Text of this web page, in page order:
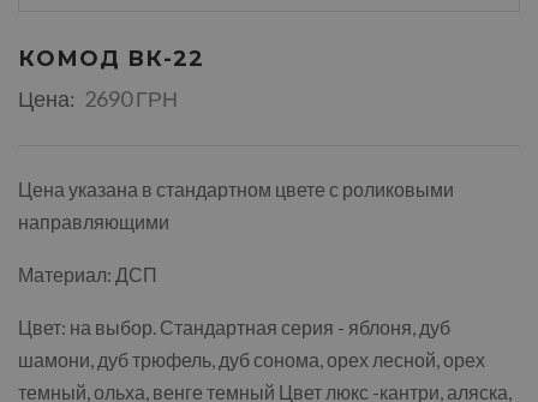
КОМОД ВК-22
Цена: 2690 ГРН
Цена указана в стандартном цвете с роликовыми
направляющими
Материал: ДСП
Цвет: на выбор. Стандартная серия - яблоня, дуб
шамони, дуб трюфель, дуб сонома, орех лесной, орех
темный, ольха, венге темный Цвет люкс -кантри, аляска,